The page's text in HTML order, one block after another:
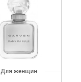
Для женщин